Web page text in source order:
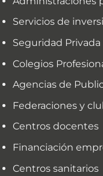
Servicios de
Seguridad Privada
Colegios
Agencias de
Federaciones y
Centros docentes
Financiación
Centros sanitarios